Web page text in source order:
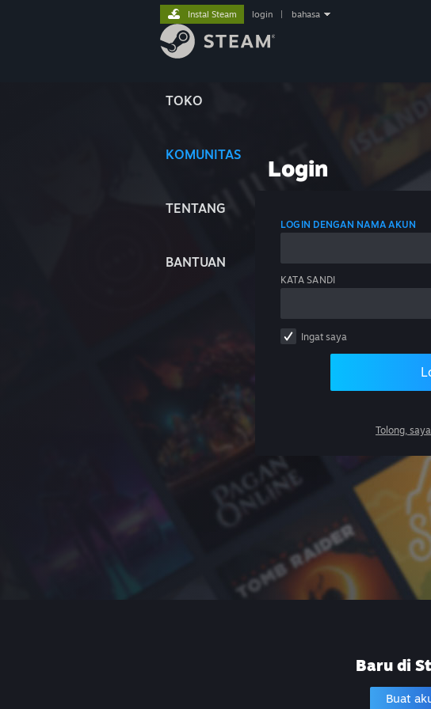
TOKO
KOMUNITAS
TENTANG
BANTUAN
Instal Steam login bahasa
Login
LOGIN DENGAN NAMA AKUN
KATA SANDI
Ingat saya
Tolong,
Baru di
Buat